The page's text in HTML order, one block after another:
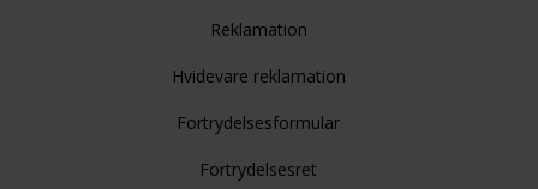
Reklamation
Hvidevare reklamation
Fortrydelsesformular
Fortrydelsesret